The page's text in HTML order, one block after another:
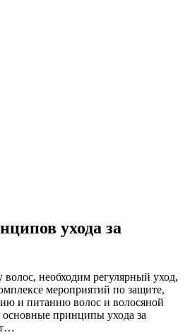
ухода за
волос, необходим регулярный уход,
мероприятий по защите,
и питанию волос и волосяной
принципы ухода за